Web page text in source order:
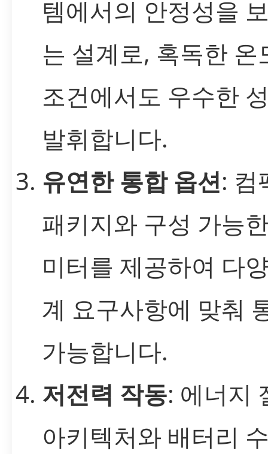
템에서의 안정성을
는 설계로, 혹독한 온
조건에서도 우수한
발휘합니다.
유연한 통합 옵션: 컴
패키지와 구성 가능
미터를 제공하여 다
계 요구사항에 맞춰
가능합니다.
저전력 작동: 에너지
아키텍처와 배터리